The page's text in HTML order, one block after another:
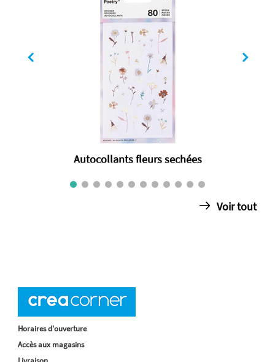
Autocollants fleurs sechées
Voir tout
Horaires d'ouverture
Accès aux magasins